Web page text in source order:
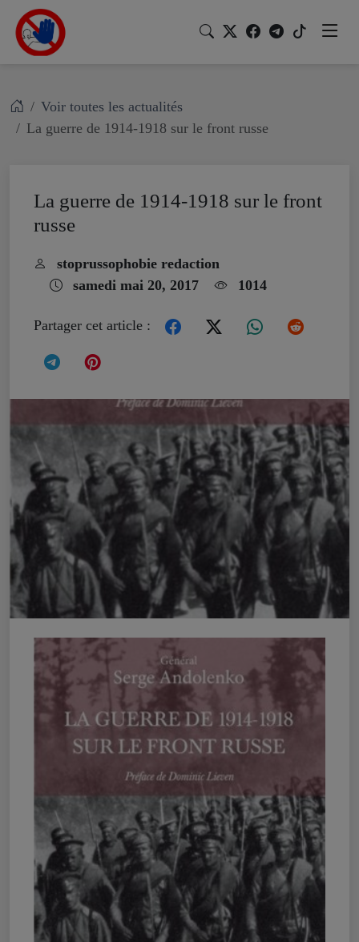
Voir toutes les actualités
La guerre de 1914-1918 sur le front russe
La guerre de 1914-1918 sur le front
russe
stoprussophobie redaction
samedi mai 20, 2017
1014
Partager cet article :